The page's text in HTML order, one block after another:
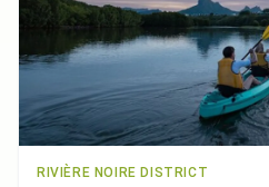
RIVIÈRE NOIRE DISTRICT